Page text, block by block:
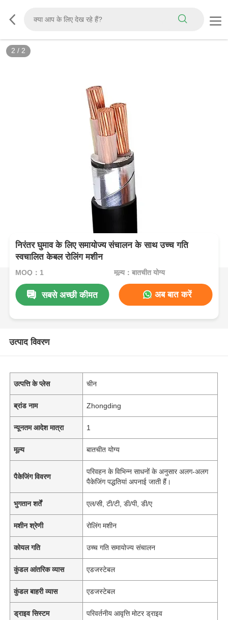
2 / 2
निरंतर घुमाव के लिए समायोज्य संचालन के साथ उच्च गति
स्वचालित केबल रोलिंग मशीन
MOQ：1 मूल्य：बातचीत योग्य
सबसे अच्छी कीमत अब बात करें
उत्पाद विवरण
उत्पत्ति के प्लेस चीन
ब्रांड नाम Zhongding
न्यूनतम आदेश मात्रा 1
मूल्य बातचीत योग्य
पैकेजिंग विवरण
परिवहन के विभिन्न साधनों के अनुसार अलग-अलग
पैकेजिंग पद्धतियां अपनाई जाती हैं।
भुगतान शर्तें एल/सी, टी/टी, डी/पी, डी/ए
मशीन श्रेणी रोलिंग मशीन
कोयल गति उच्च गति समायोज्य संचालन
कुंडल आंतरिक व्यास एडजस्टेबल
कुंडल बाहरी व्यास एडजस्टेबल
ड्राइव सिस्टम परिवर्तनीय आवृत्ति मोटर ड्राइव